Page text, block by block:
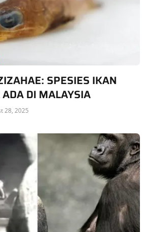
SPESIES IKAN
DI MALAYSIA
28, 2025